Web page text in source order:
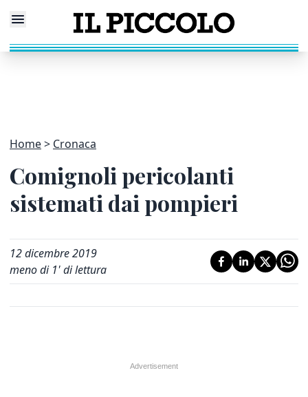
Home Cronaca
Comignoli pericolanti
sistemati dai pompieri
12 dicembre 2019
meno di 1' di lettura